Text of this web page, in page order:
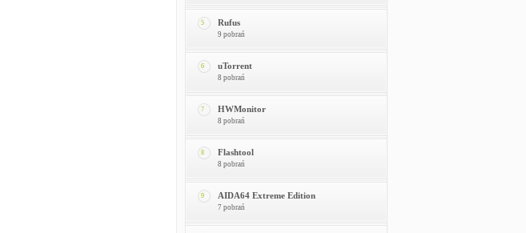
5 Rufus
9 pobrań
6 uTorrent
8 pobrań
7 HWMonitor
8 pobrań
8 Flashtool
8 pobrań
9 AIDA64 Extreme Edition
7 pobrań